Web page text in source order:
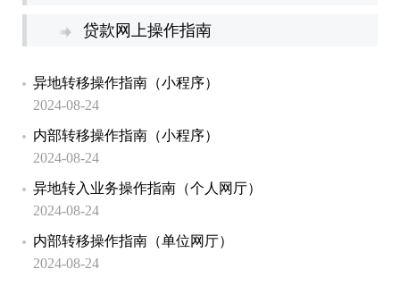
贷款网上操作指南
异地转移操作指南（小程序）
2024-08-24
内部转移操作指南（小程序）
2024-08-24
异地转入业务操作指南（个人网厅）
2024-08-24
内部转移操作指南（单位网厅）
2024-08-24